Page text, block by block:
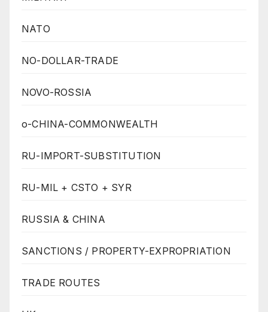
NATO
NO-DOLLAR-TRADE
NOVO-ROSSIA
o-CHINA-COMMONWEALTH
RU-IMPORT-SUBSTITUTION
RU-MIL + CSTO + SYR
RUSSIA & CHINA
SANCTIONS / PROPERTY-EXPROPRIATION
TRADE ROUTES